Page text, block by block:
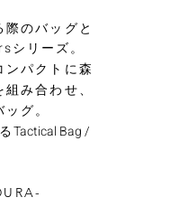
のバッグと
リーズ。
ンパクトに森
み合わせ、
グ。
Tactical Bag /